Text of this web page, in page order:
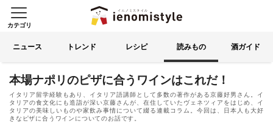
イエノミスタイル 家飲みを楽
カテゴリ
る
ニュース トレンド レシピ 読みもの 酒ガイド
本場ナポリのピザに合うワインはこれだ！
イタリア留学経験もあり、イタリア語講師として多数の著作がある京藤好男さん。イ
タリアの食文化にも造詣が深い京藤さんが、在住していたヴェネツィアをはじめ、イ
タリアの美味しいものや家飲み事情について綴る連載コラム。今回は、日本人も大好
きなピザに合うワインについてのお話です。